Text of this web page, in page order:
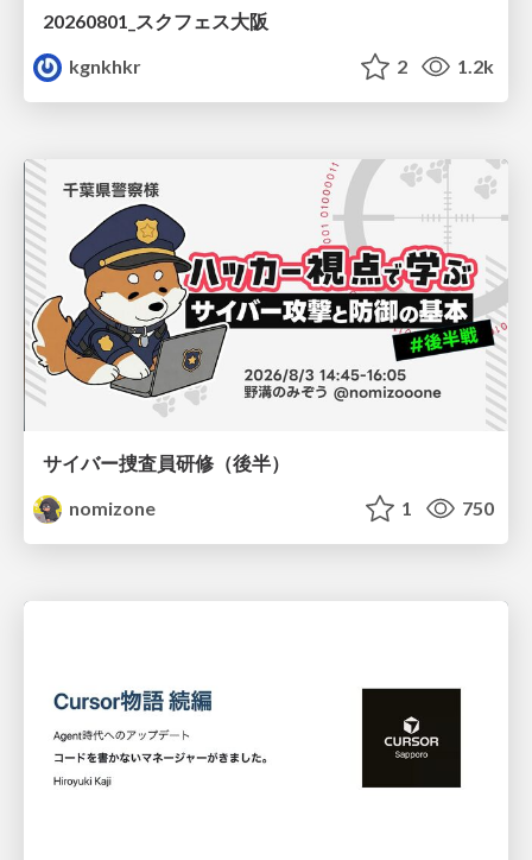
20260801_スクフェス大阪
kgnkhkr
2 1.2k
サイバー捜査員研修（後半）
nomizone
1 750